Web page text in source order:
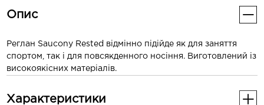
Опис
Реглан Saucony Rested відмінно підійде як для заняття
спортом, так і для повсякденного носіння. Виготовлений із
високоякісних матеріалів.
Характеристики